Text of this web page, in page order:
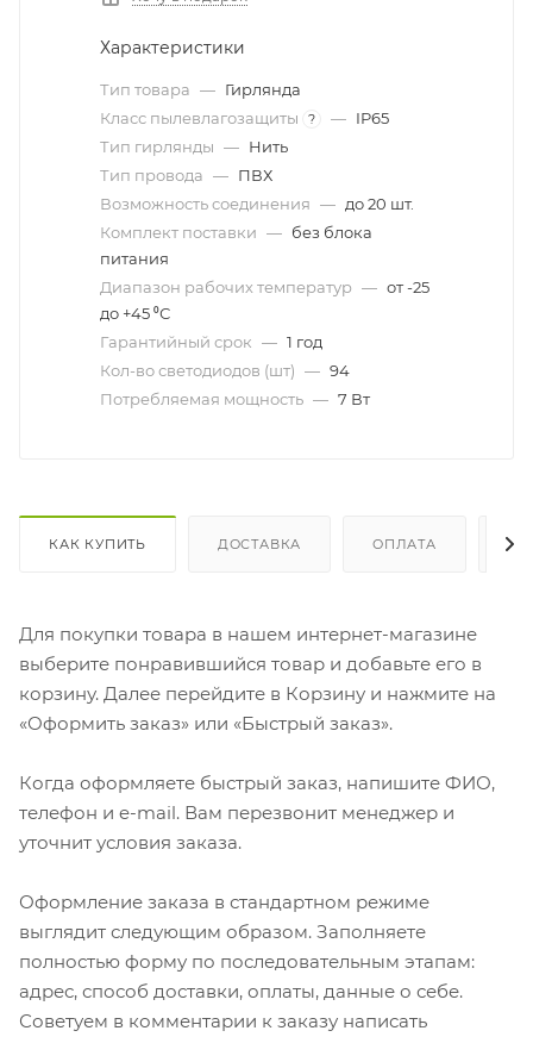
Характеристики
Тип товара — Гирлянда
Класс пылевлагозащиты
? — IP65
Тип гирлянды — Нить
Тип провода — ПВХ
Возможность соединения — до 20 шт.
Комплект поставки — без блока
питания
Диапазон рабочих температур — от -25
до +45 ⁰С
Гарантийный срок — 1 год
Кол-во светодиодов (шт) — 94
Потребляемая мощность — 7 Вт
КАК КУПИТЬ ДОСТАВКА ОПЛАТА
Для покупки товара в нашем интернет-магазине
выберите понравившийся товар и добавьте его в
корзину. Далее перейдите в Корзину и нажмите на
«Оформить заказ» или «Быстрый заказ».
Когда оформляете быстрый заказ, напишите ФИО,
телефон и e-mail. Вам перезвонит менеджер и
уточнит условия заказа.
Оформление заказа в стандартном режиме
выглядит следующим образом. Заполняете
полностью форму по последовательным этапам:
адрес, способ доставки, оплаты, данные о себе.
Советуем в комментарии к заказу написать